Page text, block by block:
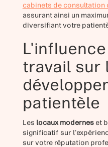
cabinets de consultation
assurant ainsi un
diversifiant votre
travail sur
patientèle
Les locaux moderneset
significatif sur
sur votre réputation